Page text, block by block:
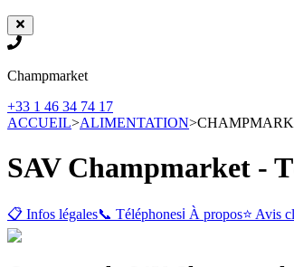
Champmarket
+33 1 46 34 74 17
ACCUEIL>ALIMENTATION>
SAV Champmarket -
📋 Infos légales📞 Téléphonesℹ️ À propos⭐ Avis